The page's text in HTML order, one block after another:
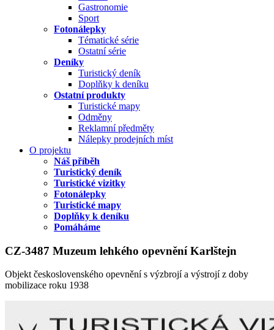
Gastronomie
Sport
Fotonálepky
Tématické série
Ostatní série
Deníky
Turistický deník
Doplňky k deníku
Ostatní produkty
Turistické mapy
Odměny
Reklamní předměty
Nálepky prodejních míst
O projektu
Náš příběh
Turistický deník
Turistické vizitky
Fotonálepky
Turistické mapy
Doplňky k deníku
Pomáháme
CZ-3487 Muzeum lehkého opevnění Karlštejn
Objekt československého opevnění s výzbrojí a výstrojí z doby
mobilizace roku 1938